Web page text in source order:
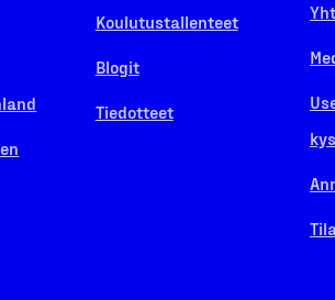
Koulutustallenteet
Blogit
Tiedotteet